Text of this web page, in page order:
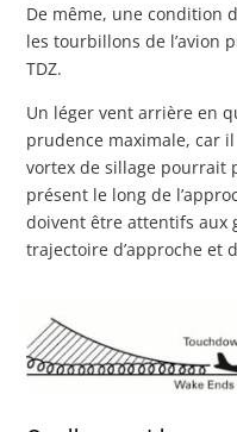
De même, une condition
les tourbillons de l’avion
TDZ.
Un léger vent arrière en
prudence maximale, car
vortex de sillage pourrait
présent le long de
doivent être attentifs aux
trajectoire d’approche et